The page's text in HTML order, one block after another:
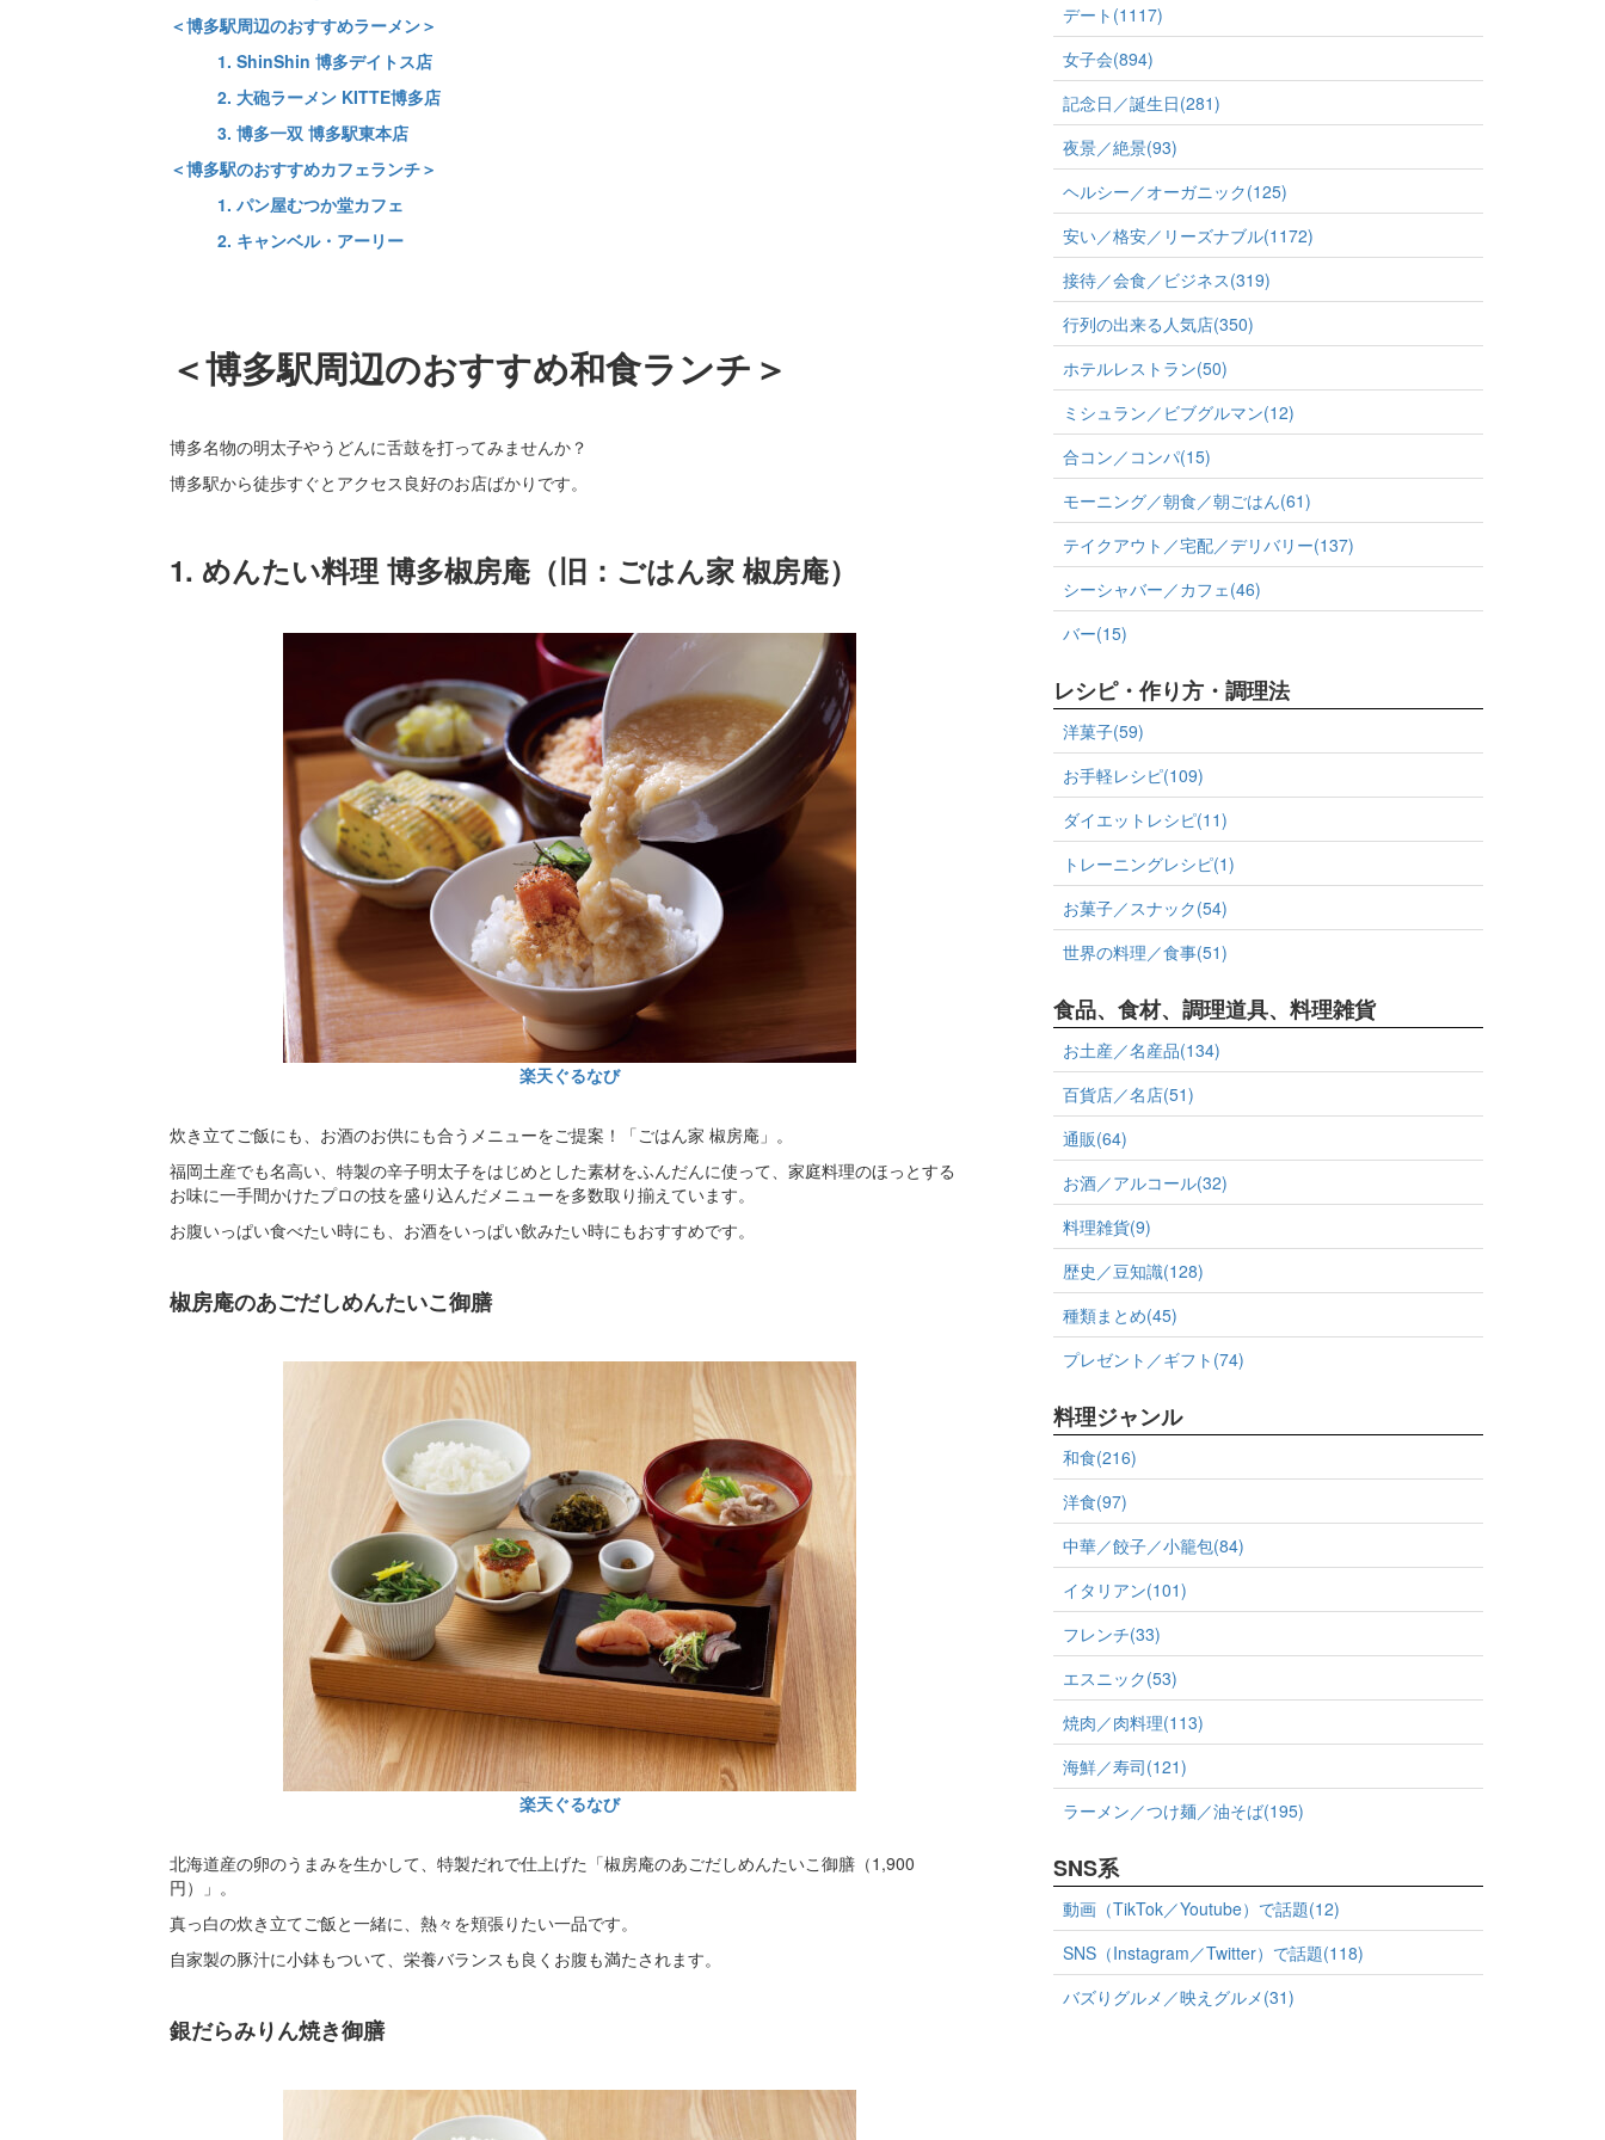
＜博多駅周辺のおすすめラーメン＞
1. ShinShin 博多デイトス店
2. 大砲ラーメン KITTE博多店
3. 博多一双 博多駅東本店
＜博多駅のおすすめカフェランチ＞
1. パン屋むつか堂カフェ
2. キャンベル・アーリー
＜博多駅周辺のおすすめ和食ランチ＞
博多名物の明太子やうどんに舌鼓を打ってみませんか？
博多駅から徒歩すぐとアクセス良好のお店ばかりです。
1. めんたい料理 博多椒房庵（旧：ごはん家 椒房庵）
楽天ぐるなび
炊き立てご飯にも、お酒のお供にも合うメニューをご提案！「ごはん家 椒房庵」。
福岡土産でも名高い、特製の辛子明太子をはじめとした素材をふんだんに使って、家庭料理のほっとする
お味に一手間かけたプロの技を盛り込んだメニューを多数取り揃えています。
お腹いっぱい食べたい時にも、お酒をいっぱい飲みたい時にもおすすめです。
椒房庵のあごだしめんたいこ御膳
楽天ぐるなび
北海道産の卵のうまみを生かして、特製だれで仕上げた「椒房庵のあごだしめんたいこ御膳（1,900
円）」。
真っ白の炊き立てご飯と一緒に、熱々を頬張りたい一品です。
自家製の豚汁に小鉢もついて、栄養バランスも良くお腹も満たされます。
銀だらみりん焼き御膳
デート(1117)
女子会(894)
記念日／誕生日(281)
夜景／絶景(93)
ヘルシー／オーガニック(125)
安い／格安／リーズナブル(1172)
接待／会食／ビジネス(319)
行列の出来る人気店(350)
ホテルレストラン(50)
ミシュラン／ビブグルマン(12)
合コン／コンパ(15)
モーニング／朝食／朝ごはん(61)
テイクアウト／宅配／デリバリー(137)
シーシャバー／カフェ(46)
バー(15)
レシピ・作り方・調理法
洋菓子(59)
お手軽レシピ(109)
ダイエットレシピ(11)
トレーニングレシピ(1)
お菓子／スナック(54)
世界の料理／食事(51)
食品、食材、調理道具、料理雑貨
お土産／名産品(134)
百貨店／名店(51)
通販(64)
お酒／アルコール(32)
料理雑貨(9)
歴史／豆知識(128)
種類まとめ(45)
プレゼント／ギフト(74)
料理ジャンル
和食(216)
洋食(97)
中華／餃子／小籠包(84)
イタリアン(101)
フレンチ(33)
エスニック(53)
焼肉／肉料理(113)
海鮮／寿司(121)
ラーメン／つけ麺／油そば(195)
SNS系
動画（TikTok／Youtube）で話題(12)
SNS（Instagram／Twitter）で話題(118)
バズりグルメ／映えグルメ(31)